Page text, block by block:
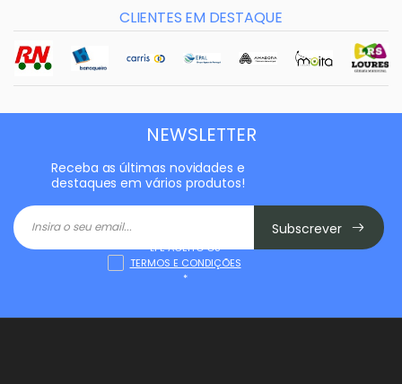
CLIENTES EM DESTAQUE
NEWSLETTER
Receba as últimas novidades e
destaques em vários produtos!
Subscrever
LI E ACEITO OS
TERMOS E CONDIÇÕES
*